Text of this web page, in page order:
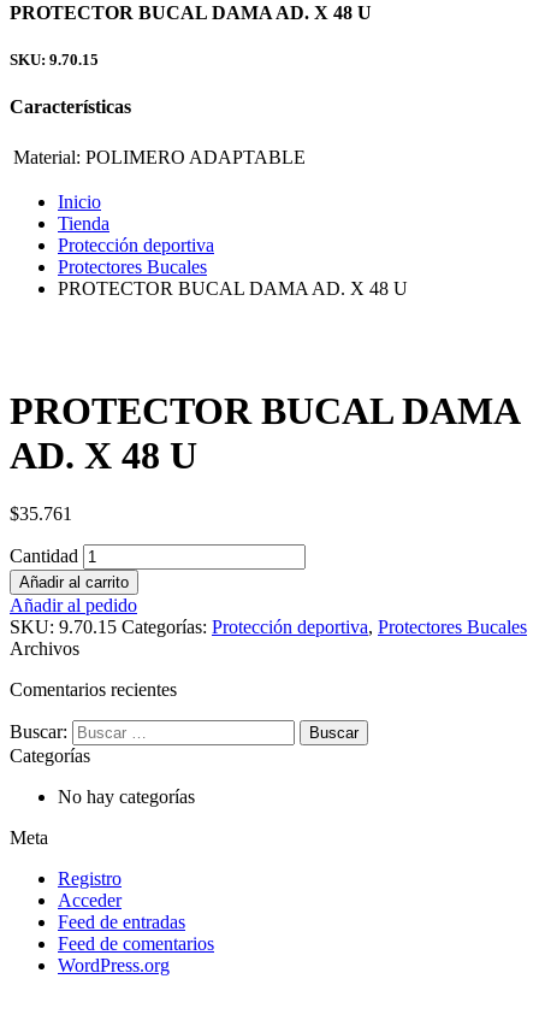
PROTECTOR BUCAL DAMA AD. X 48 U
SKU: 9.70.15
Características
Material: POLIMERO ADAPTABLE
Inicio
Tienda
Protección deportiva
Protectores Bucales
PROTECTOR BUCAL DAMA AD. X 48 U
PROTECTOR BUCAL DAMA
AD. X 48 U
$35.761
Cantidad
Añadir al carrito
Añadir al pedido
SKU: 9.70.15 Categorías: Protección deportiva, Protectores Bucales
Archivos
Comentarios recientes
Buscar:
Categorías
No hay categorías
Meta
Registro
Acceder
Feed de entradas
Feed de comentarios
WordPress.org